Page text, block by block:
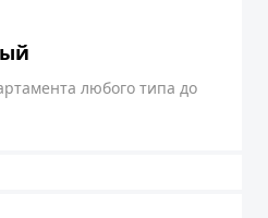
любого типа до